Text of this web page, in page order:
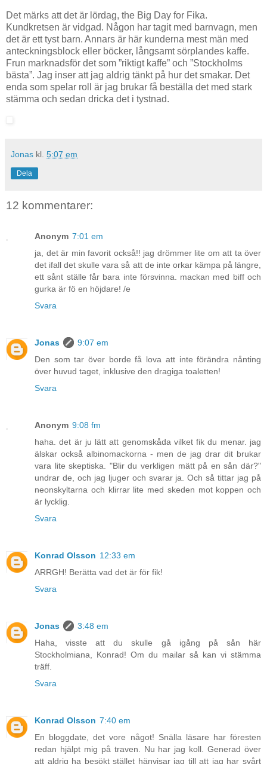
Det märks att det är lördag, the Big Day for Fika.
Kundkretsen är vidgad. Någon har tagit med barnvagn, men
det är ett tyst barn. Annars är här kunderna mest män med
anteckningsblock eller böcker, långsamt sörplandes kaffe.
Frun marknadsför det som ”riktigt kaffe” och ”Stockholms
bästa”. Jag inser att jag aldrig tänkt på hur det smakar. Det
enda som spelar roll är jag brukar få beställa det med stark
stämma och sedan dricka det i tystnad.
Jonas kl. 5:07 em
Dela
12 kommentarer:
Anonym 7:01 em
ja, det är min favorit också!! jag drömmer lite om att ta över
det ifall det skulle vara så att de inte orkar kämpa på längre,
ett sånt ställe får bara inte försvinna. mackan med biff och
gurka är fö en höjdare! /e
Svara
Jonas
9:07 em
Den som tar över borde få lova att inte förändra nånting
över huvud taget, inklusive den dragiga toaletten!
Svara
Anonym 9:08 fm
haha. det är ju lätt att genomskåda vilket fik du menar. jag
älskar också albinomackorna - men de jag drar dit brukar
vara lite skeptiska. "Blir du verkligen mätt på en sån där?"
undrar de, och jag ljuger och svarar ja. Och så tittar jag på
neonskyltarna och klirrar lite med skeden mot koppen och
är lycklig.
Svara
Konrad Olsson 12:33 em
ARRGH! Berätta vad det är för fik!
Svara
Jonas
3:48 em
Haha, visste att du skulle gå igång på sån här
Stockholmiana, Konrad! Om du mailar så kan vi stämma
träff.
Svara
Konrad Olsson 7:40 em
En bloggdate, det vore något! Snälla läsare har föresten
redan hjälpt mig på traven. Nu har jag koll. Generad över
att aldrig ha besökt stället hänvisar jag till att jag har svårt